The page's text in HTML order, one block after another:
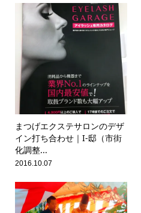
まつげエクステサロンのデザ
イン打ち合わせ｜I-邸（市街
化調整...
2016.10.07